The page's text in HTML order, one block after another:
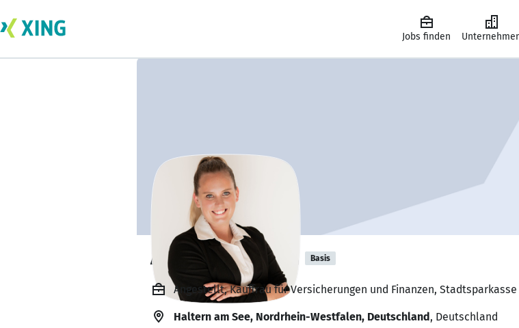
Jobs finden
Amelie Neumann Basis
Angestellt, Kauffrau für Versicherungen und Finanzen,
Haltern am See, Nordrhein-Westfalen, Deutschland, Deutschland